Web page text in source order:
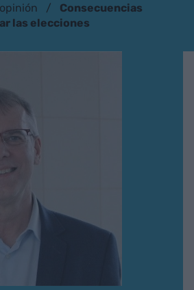
Consecuencias
las elecciones